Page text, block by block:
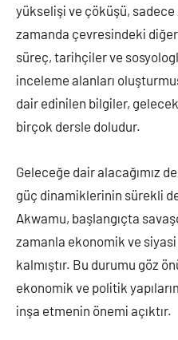
yükselişi ve çöküşü, sadece
zamanda çevresindeki
süreç, tarihçiler ve
inceleme alanları
dair edinilen bilgiler,
birçok dersle doludur.
Geleceğe dair alacağımız
güç dinamiklerinin sürekli
Akwamu, başlangıçta
zamanla ekonomik ve siyasi
kalmıştır. Bu durumu göz
ekonomik ve politik
inşa etmenin önemi açıktır.